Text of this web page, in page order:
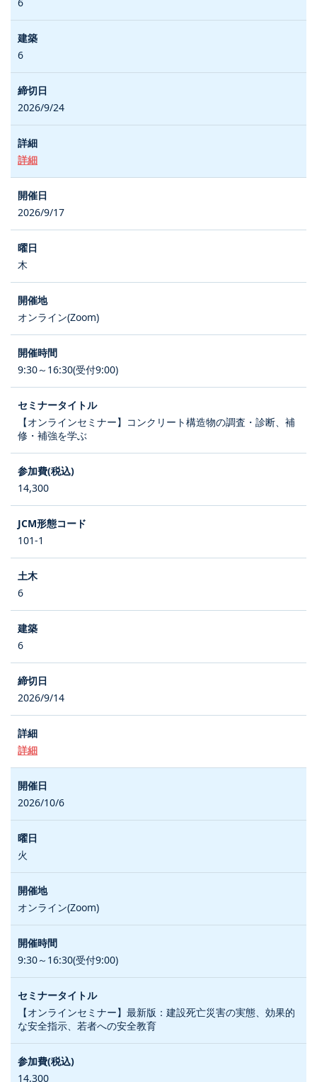
6
2026/9/24
詳細
2026/9/17
木
オンライン(Zoom)
9:30～16:30(受付9:00)
【オンラインセミナー】コンクリート構造物の調査・診断、補
修・補強を学ぶ
14,300
101-1
6
6
2026/9/14
詳細
2026/10/6
火
オンライン(Zoom)
9:30～16:30(受付9:00)
【オンラインセミナー】最新版：建設死亡災害の実態、効果的
な安全指示、若者への安全教育
14,300